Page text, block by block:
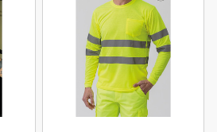
Produkt anzeigen